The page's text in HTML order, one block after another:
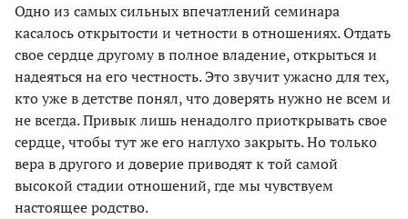
Одно из самых сильных впечатлений семинара
касалось открытости и четности в отношениях. Отдать
свое сердце другому в полное владение, открыться и
надеяться на его честность. Это звучит ужасно для тех,
кто уже в детстве понял, что доверять нужно не всем и
не всегда. Привык лишь ненадолго приоткрывать свое
сердце, чтобы тут же его наглухо закрыть. Но только
вера в другого и доверие приводят к той самой
высокой стадии отношений, где мы чувствуем
настоящее родство.